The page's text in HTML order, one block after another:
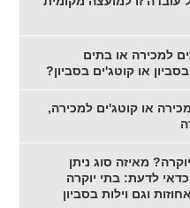
למכירה או בתים
או קוטג'ים בסביון?
או קוטג'ים למכירה,
מאיזה סוג ניתן
לדעת: בתי יוקרה
וגם וילות בסביון